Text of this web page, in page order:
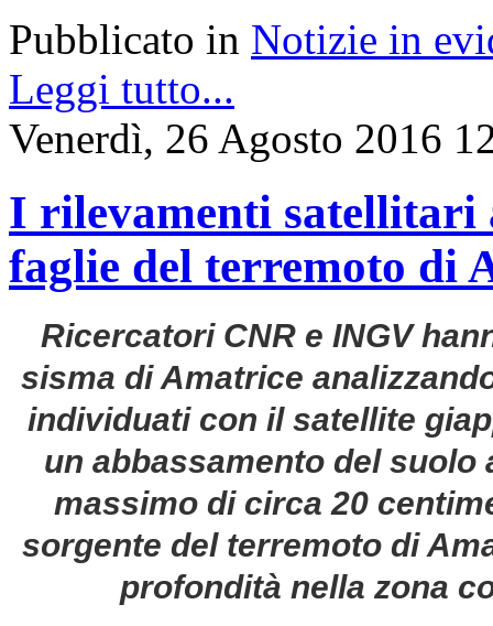
Pubblicato in Notizie in
Leggi tutto...
Venerdì, 26 Agosto 2016
I rilevamenti satellitari
faglie del terremoto di
Ricercatori CNR e INGV
sisma di Amatrice
individuati con il satellite
un abbassamento del
massimo di circa 20
sorgente del terremoto di
profondità nella zona